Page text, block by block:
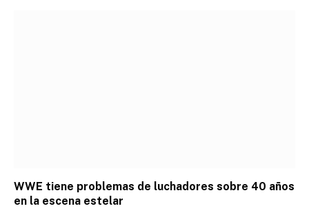
WWE tiene problemas de luchadores sobre 40 años
en la escena estelar